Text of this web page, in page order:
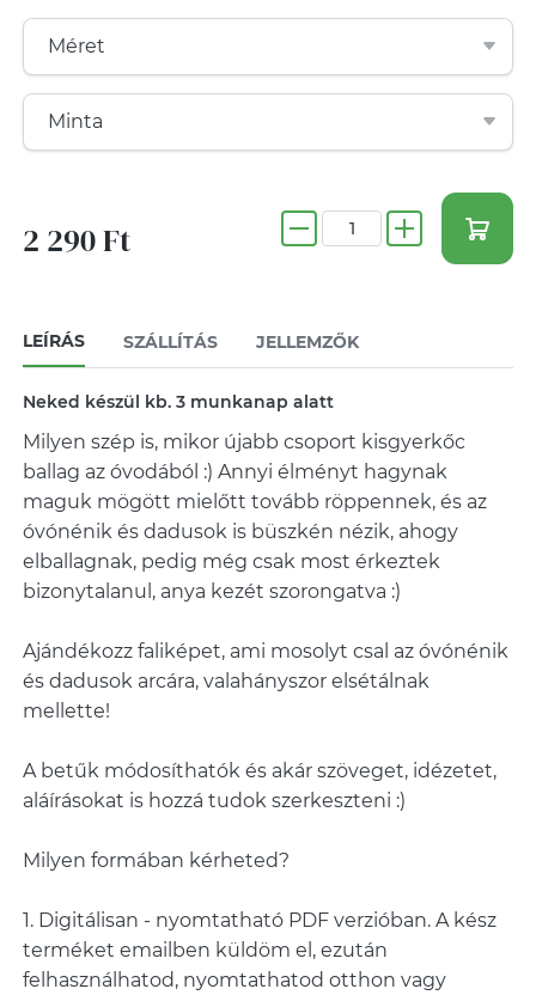
2 290 Ft
LEÍRÁS SZÁLLÍTÁS JELLEMZŐK
Neked készül kb. 3 munkanap alatt
Milyen szép is, mikor újabb csoport kisgyerkőc
ballag az óvodából :) Annyi élményt hagynak
maguk mögött mielőtt tovább röppennek, és az
óvónénik és dadusok is büszkén nézik, ahogy
elballagnak, pedig még csak most érkeztek
bizonytalanul, anya kezét szorongatva :)
Ajándékozz faliképet, ami mosolyt csal az óvónénik
és dadusok arcára, valahányszor elsétálnak
mellette!
A betűk módosíthatók és akár szöveget, idézetet,
aláírásokat is hozzá tudok szerkeszteni :)
Milyen formában kérheted?
1. Digitálisan - nyomtatható PDF verzióban. A kész
terméket emailben küldöm el, ezután
felhasználhatod, nyomtathatod otthon vagy